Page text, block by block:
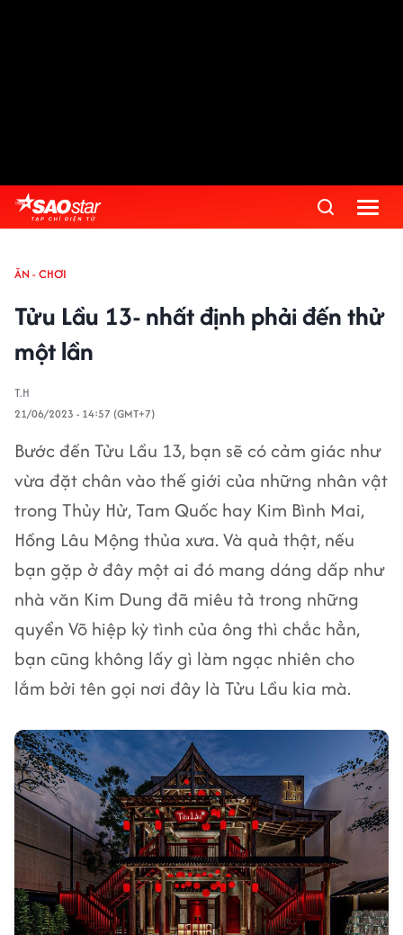
ĂN - CHƠI
Tửu Lầu 13- nhất định phải đến thử
một lần
T.H
21/06/2023 - 14:57 (GMT+7)
Bước đến Tửu Lầu 13, bạn sẽ có cảm giác như
vừa đặt chân vào thế giới của những nhân vật
trong Thủy Hử, Tam Quốc hay Kim Bình Mai,
Hồng Lâu Mộng thủa xưa. Và quả thật, nếu
bạn gặp ở đây một ai đó mang dáng dấp như
nhà văn Kim Dung đã miêu tả trong những
quyển Võ hiệp kỳ tình của ông thì chắc hẳn,
bạn cũng không lấy gì làm ngạc nhiên cho
lắm bởi tên gọi nơi đây là Tửu Lầu kia mà.